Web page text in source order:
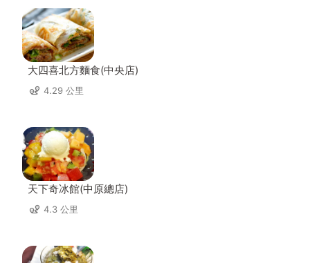
大四喜北方麵食(中央店)
4.29 公里
天下奇冰館(中原總店)
4.3 公里